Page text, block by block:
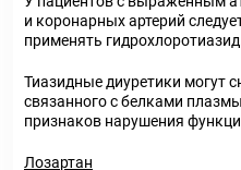
и коронарных артерий
применять
Тиазидные диуретики могут
связанного с белками
признаков нарушения
Лозартан